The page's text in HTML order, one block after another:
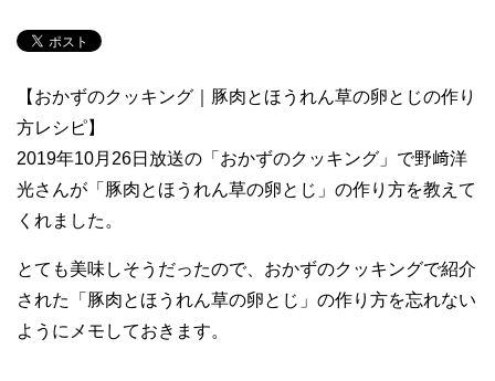
【おかずのクッキング｜豚肉とほうれん草の卵とじの作り
方レシピ】
2019年10月26日放送の「おかずのクッキング」で野﨑洋
光さんが「豚肉とほうれん草の卵とじ」の作り方を教えて
くれました。
とても美味しそうだったので、おかずのクッキングで紹介
された「豚肉とほうれん草の卵とじ」の作り方を忘れない
ようにメモしておきます。